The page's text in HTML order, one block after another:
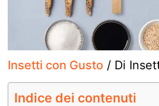
Insetti con Gusto / Di
Indice dei contenuti